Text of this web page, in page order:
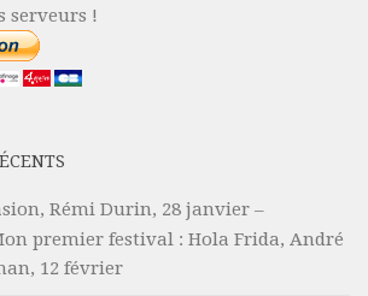
serveurs !
Rémi Durin, 28 janvier –
premier festival : Hola Frida, André
12 février